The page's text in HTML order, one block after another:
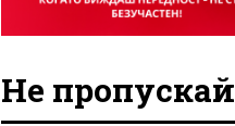
Не пропускай